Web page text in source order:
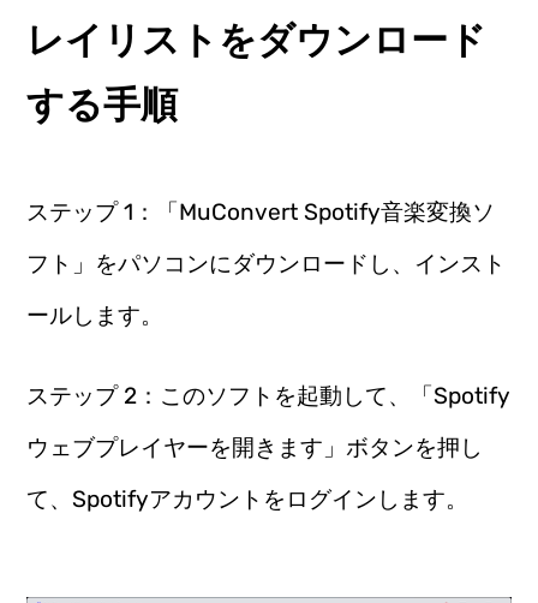
レイリストをダウンロード
する手順
ステップ 1：「MuConvert Spotify音楽変換ソ
フト」をパソコンにダウンロードし、インスト
ールします。
ステップ 2：このソフトを起動して、「Spotify
ウェブプレイヤーを開きます」ボタンを押し
て、Spotifyアカウントをログインします。